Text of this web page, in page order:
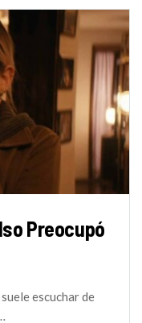
Preocupó
escuchar de